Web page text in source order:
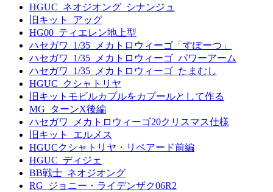
HGUC_ネオジオング_シナンジュ
旧キット_アッグ
HG00_ティエレン地上型
ハセガワ_1/35_メカトロウィーゴ「すぽーつ」
ハセガワ_1/35_メカトロウィーゴ_パワーアーム
ハセガワ_1/35_メカトロウィーゴ_たまむし
HGUC_クシャトリヤ
旧キットモビルカプルをカプールとして作る
MG_ターンX後編
ハセガワ_メカトロウィーゴ20クリスマス仕様
旧キット_エルメス
HGUCクシャトリヤ・リペアード前編
HGUC_ディジェ
BB戦士_ネオジオング
RG_ジョニー・ライデンザク06R2